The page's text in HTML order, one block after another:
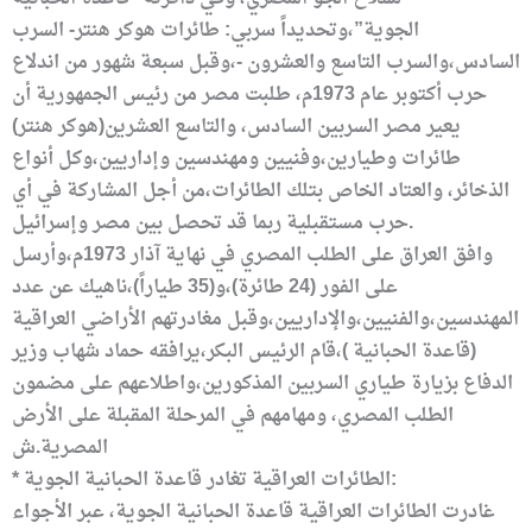
الجوية”،وتحديداً سربي: طائرات هوكر هنتر- السرب
السادس،والسرب التاسع والعشرون -،وقبل سبعة شهور من اندلاع
حرب أكتوبر عام 1973م، طلبت مصر من رئيس الجمهورية أن
يعير مصر السربين السادس، والتاسع العشرين(هوكر هنتر)
طائرات وطيارين،وفنيين ومهندسين وإداريين،وكل أنواع
الذخائر، والعتاد الخاص بتلك الطائرات،من أجل المشاركة في أي
حرب مستقبلية ربما قد تحصل بين مصر وإسرائيل.
وافق العراق على الطلب المصري في نهاية آذار 1973م،وأرسل
على الفور (24 طائرة)،و(35 طياراً)،ناهيك عن عدد
المهندسين،والفنيين،والإداريين،وقبل مغادرتهم الأراضي العراقية
(قاعدة الحبانية )،قام الرئيس البكر،يرافقه حماد شهاب وزير
الدفاع بزيارة طياري السربين المذكورين،واطلاعهم على مضمون
الطلب المصري، ومهامهم في المرحلة المقبلة على الأرض
المصرية.ش
* الطائرات العراقية تغادر قاعدة الحبانية الجوية:
غادرت الطائرات العراقية قاعدة الحبانية الجوية، عبر الأجواء